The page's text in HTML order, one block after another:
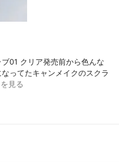
01 クリア発売前から色んな
ってたキャンメイクのスクラ
見る